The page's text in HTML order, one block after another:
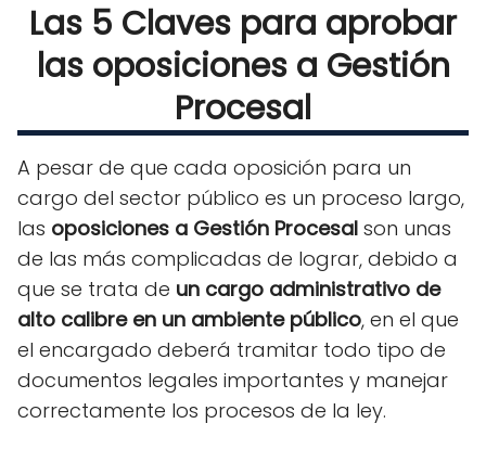
Las 5 Claves para aprobar
las oposiciones a Gestión
Procesal
A pesar de que cada oposición para un
cargo del sector público es un proceso largo,
las oposiciones a Gestión Procesal son unas
de las más complicadas de lograr, debido a
que se trata de un cargo administrativo de
alto calibre en un ambiente público, en el que
el encargado deberá tramitar todo tipo de
documentos legales importantes y manejar
correctamente los procesos de la ley.